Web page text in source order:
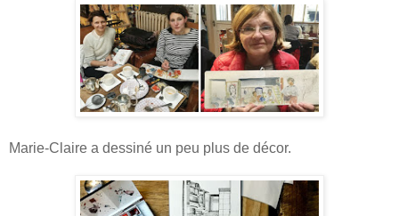
Marie-Claire a dessiné un peu plus de décor.